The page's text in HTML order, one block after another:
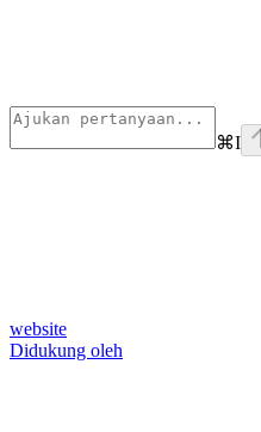
⌘I
website
Didukung oleh